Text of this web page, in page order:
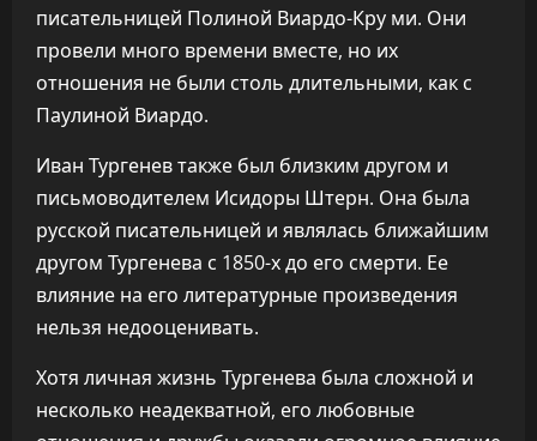
писательницей Полиной Виардо-Кру ми. Они
провели много времени вместе, но их
отношения не были столь длительными, как с
Паулиной Виардо.
Иван Тургенев также был близким другом и
письмоводителем Исидоры Штерн. Она была
русской писательницей и являлась ближайшим
другом Тургенева с 1850-х до его смерти. Ее
влияние на его литературные произведения
нельзя недооценивать.
Хотя личная жизнь Тургенева была сложной и
несколько неадекватной, его любовные